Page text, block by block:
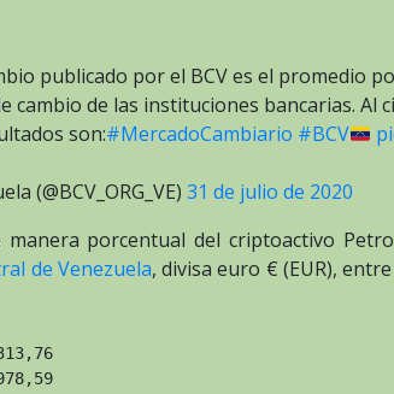
publicado por el BCV es el promedio
cambio de las instituciones bancarias. Al
son:#MercadoCambiario #BCV
(@BCV_ORG_VE) 31 de julio de 2020
manera porcentual del criptoactivo
de Venezuela, divisa euro € (EUR),